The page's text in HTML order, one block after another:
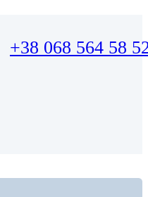
+38 068 564 58